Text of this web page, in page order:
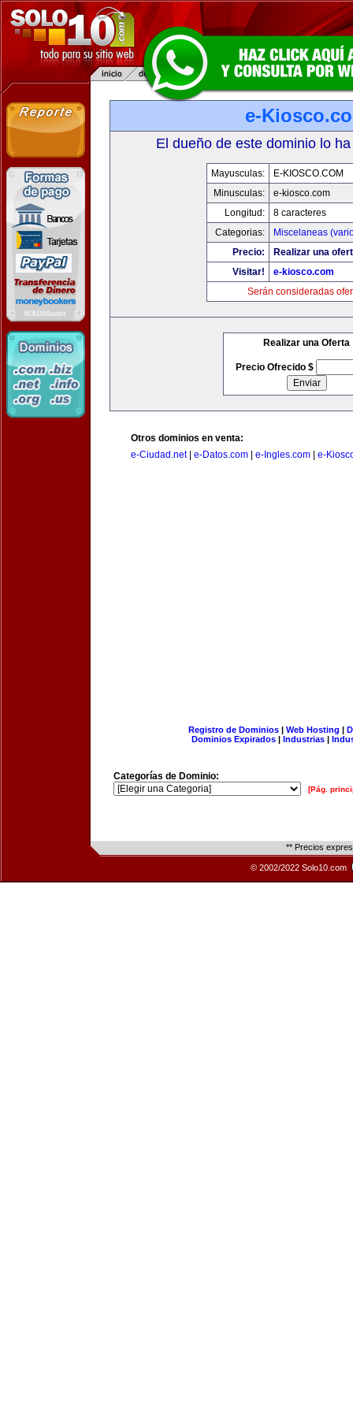
e-
El dueño de este dominio lo
Mayusculas:
E-KIOSCO.COM
Minusculas:
e-kiosco.com
Longitud:
8 caracteres
Categorias:
Miscelaneas
Precio:
Realizar una
Visitar!
e-kiosco.com
Serán consideradas
Realizar una Oferta
Precio Ofrecido $
Otros dominios en venta:
e-Ciudad.net| e-Datos.com e-Ingles.com e-
Registro de Dominios| Web Hosting |
Dominios Expirados | Industrias |
Categorías de Dominio:
[Pág.
** Precios
© 2002/2022 Solo10.com